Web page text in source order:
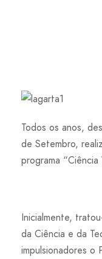
Todos os anos,
de Setembro,
programa
Inicialmente,
da Ciência e da
impulsionadores o